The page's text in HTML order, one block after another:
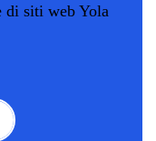
siti web Yola